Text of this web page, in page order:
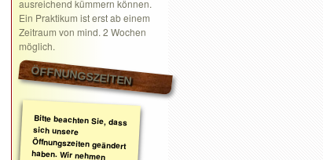
ausreichend kümmern können.
Ein Praktikum ist erst ab einem
Zeitraum von mind. 2 Wochen
möglich.
ÖFFNUNGSZEITEN
Bitte beachten Sie, dass
sich unsere
Öffnungszeiten geändert
haben. Wir nehmen
ausschließlich nach
telefonischer oder
schriftlicher Absprache
Termine wahr.
Schreiben Sie gerne ein
Email mit Ihrem